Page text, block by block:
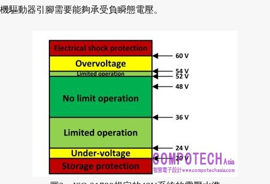
機驅動器引腳需要能夠承受負瞬態電壓。